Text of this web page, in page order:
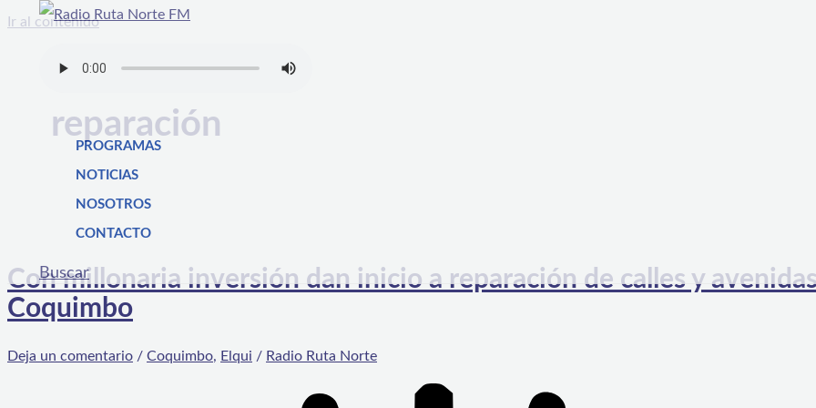
Ir al contenido
PROGRAMAS
NOTICIAS
NOSOTROS
CONTACTO
Buscar
reparación
Con millonaria inversión dan inicio a reparación de calles y
Coquimbo
Deja un comentario / Coquimbo, Elqui / Radio Ruta Norte